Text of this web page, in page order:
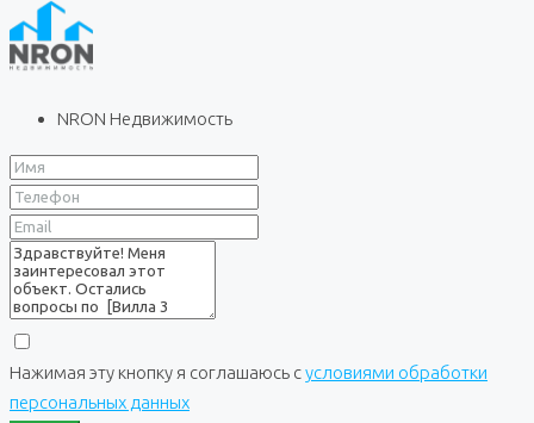
NRON Недвижимость
Нажимая эту кнопку я соглашаюсь сусловиями обработки
персональных данных